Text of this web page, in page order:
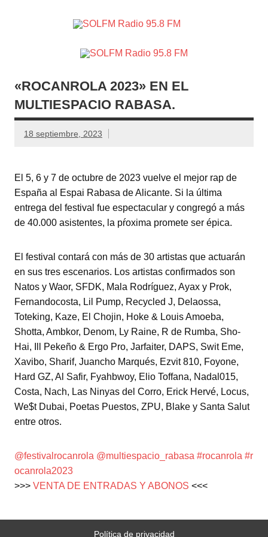
Crevillente, Radio en Vega Baja y Radio en el Medio
Vinalopó
«ROCANROLA 2023» EN EL
MULTIESPACIO RABASA.
18 septiembre, 2023
El 5, 6 y 7 de octubre de 2023 vuelve el mejor rap de
España al Espai Rabasa de Alicante. Si la última
entrega del festival fue espectacular y congregó a más
de 40.000 asistentes, la pŕoxima promete ser épica.
El festival contará con más de 30 artistas que actuarán
en sus tres escenarios. Los artistas confirmados son
Natos y Waor, SFDK, Mala Rodríguez, Ayax y Prok,
Fernandocosta, Lil Pump, Recycled J, Delaossa,
Toteking, Kaze, El Chojin, Hoke & Louis Amoeba,
Shotta, Ambkor, Denom, Ly Raine, R de Rumba, Sho-
Hai, Ill Pekeño & Ergo Pro, Jarfaiter, DAPS, Swit Eme,
Xavibo, Sharif, Juancho Marqués, Ezvit 810, Foyone,
Hard GZ, Al Safir, Fyahbwoy, Elio Toffana, Nadal015,
Costa, Nach, Las Ninyas del Corro, Erick Hervé, Locus,
We$t Dubai, Poetas Puestos, ZPU, Blake y Santa Salut
entre otros.
@festivalrocanrola @multiespacio_rabasa #rocanrola #r
ocanrola2023
>>> VENTA DE ENTRADAS Y ABONOS <<<
Política de privacidad